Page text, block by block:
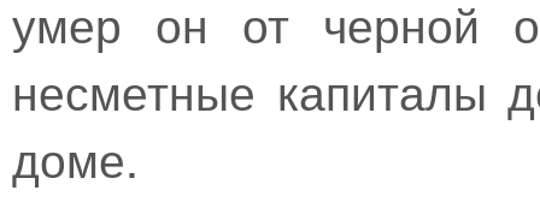
умер он от черной
несметные капиталы
доме.